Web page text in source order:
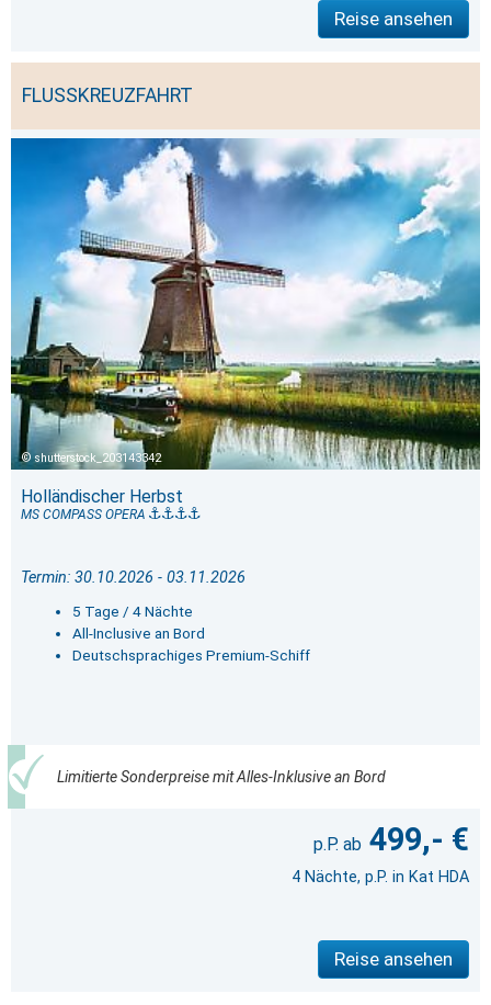
Reise ansehen
FLUSSKREUZFAHRT
shutterstock_203143342
Holländischer Herbst
MS COMPASS OPERA
Termin: 30.10.2026 - 03.11.2026
5 Tage / 4 Nächte
All-Inclusive an Bord
Deutschsprachiges Premium-Schiff
Limitierte Sonderpreise mit Alles-Inklusive an Bord
499,- €
4 Nächte, p.P. in Kat HDA
Reise ansehen